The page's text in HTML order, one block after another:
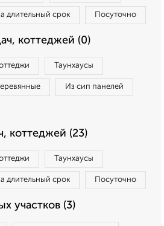
длительный срок Посуточно
коттеджей (0)
Таунхаусы
Из сип панелей
коттеджей (23)
Таунхаусы
длительный срок Посуточно
участков (3)